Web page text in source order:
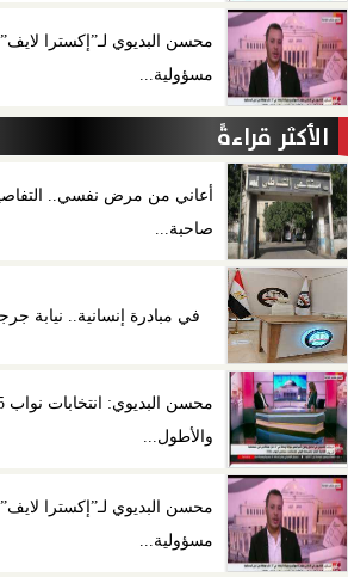
محسن البديوي لـ”إكسترا
مسؤولية...
الأكثر قراءةً
أعاني من مرض نفسي..
صاحبة...
في مبادرة إنسانية.. نيابة
والأطول...
محسن البديوي لـ”إكسترا
مسؤولية...